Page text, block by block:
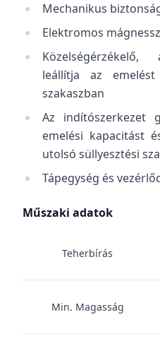
Mechanikus
Elektromos
Közelségérzékelő,
leállítja az
szakaszban
Az indítószerkezet
emelési kapacitást
utolsó süllyesztési
Tápegység és
Műszaki adatok
Teherbírás
Min. Magasság